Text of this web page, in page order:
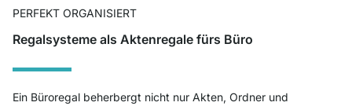
PERFEKT ORGANISIERT
Regalsysteme als Aktenregale fürs Büro
Ein Büroregal beherbergt nicht nur Akten, Ordner und